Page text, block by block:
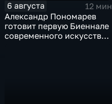
6 августа
12 мин
Александр Пономарев
готовит первую Биеннале
современного искусства